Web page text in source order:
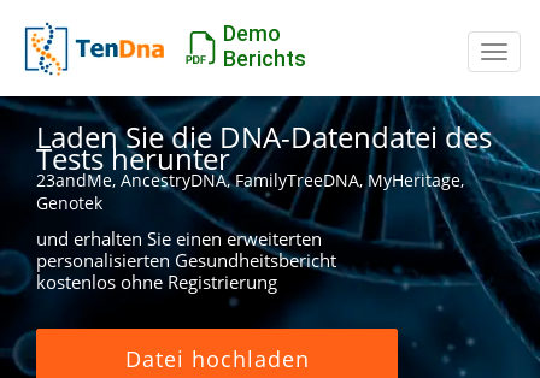
Demo
Berichts
Laden Sie die DNA-Datendatei des
Tests herunter
23andMe, AncestryDNA, FamilyTreeDNA, MyHeritage,
Genotek
und erhalten Sie einen erweiterten
personalisierten Gesundheitsbericht
kostenlos ohne Registrierung
Datei hochladen